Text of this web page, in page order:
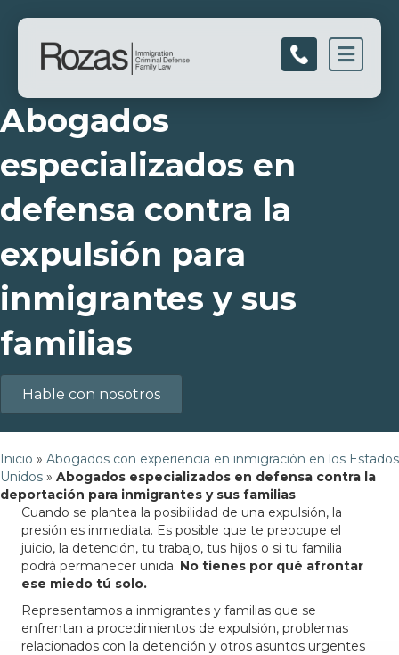
Abogados
especializados en
defensa contra la
expulsión para
inmigrantes y sus
familias
Hable con nosotros
Inicio » Abogados con experiencia en inmigración en los Estados
Unidos » Abogados especializados en defensa contra la
deportación para inmigrantes y sus familias
Cuando se plantea la posibilidad de una expulsión, la
presión es inmediata. Es posible que te preocupe el
juicio, la detención, tu trabajo, tus hijos o si tu familia
podrá permanecer unida. No tienes por qué afrontar
ese miedo tú solo.
Representamos a inmigrantes y familias que se
enfrentan a procedimientos de expulsión, problemas
relacionados con la detención y otros asuntos urgentes